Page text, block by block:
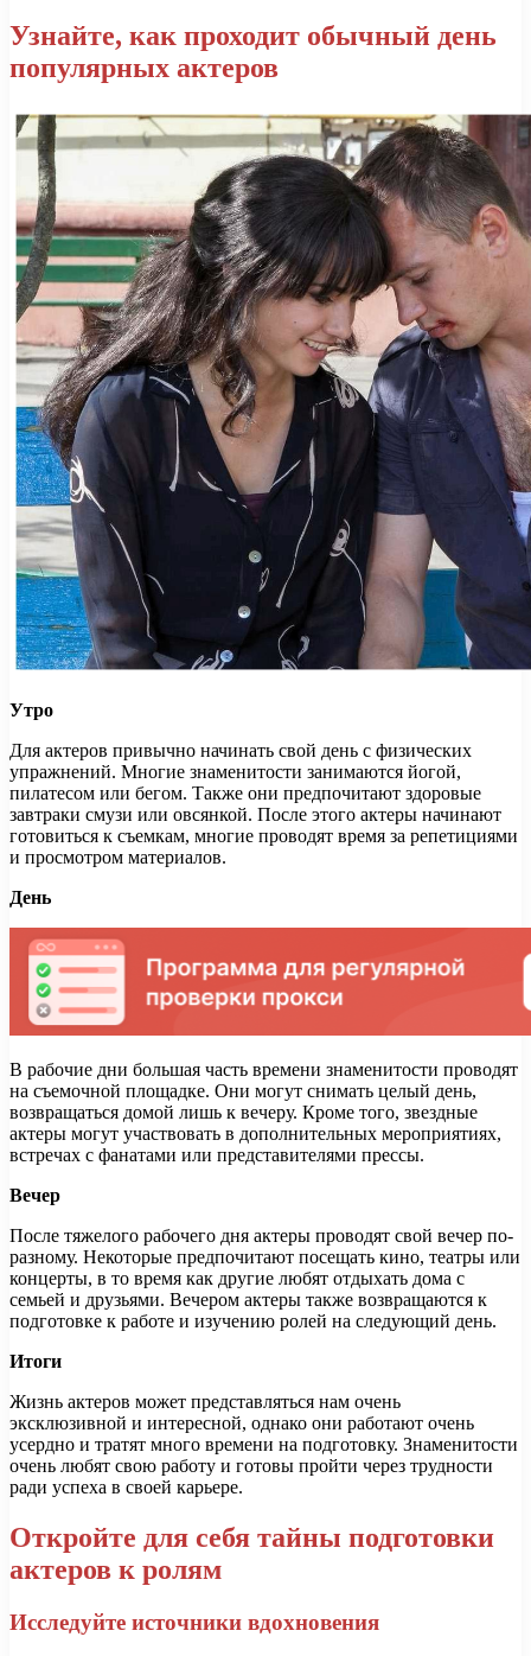
Узнайте, как проходит обычный день
популярных актеров
Утро
Для актеров привычно начинать свой день с физических
упражнений. Многие знаменитости занимаются йогой,
пилатесом или бегом. Также они предпочитают здоровые
завтраки смузи или овсянкой. После этого актеры начинают
готовиться к съемкам, многие проводят время за репетициями
и просмотром материалов.
День
В рабочие дни большая часть времени знаменитости проводят
на съемочной площадке. Они могут снимать целый день,
возвращаться домой лишь к вечеру. Кроме того, звездные
актеры могут участвовать в дополнительных мероприятиях,
встречах с фанатами или представителями прессы.
Вечер
После тяжелого рабочего дня актеры проводят свой вечер по-
разному. Некоторые предпочитают посещать кино, театры или
концерты, в то время как другие любят отдыхать дома с
семьей и друзьями. Вечером актеры также возвращаются к
подготовке к работе и изучению ролей на следующий день.
Итоги
Жизнь актеров может представляться нам очень
эксклюзивной и интересной, однако они работают очень
усердно и тратят много времени на подготовку. Знаменитости
очень любят свою работу и готовы пройти через трудности
ради успеха в своей карьере.
Откройте для себя тайны подготовки
актеров к ролям
Исследуйте источники вдохновения